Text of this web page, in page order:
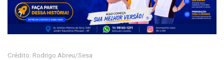
Crédito: Rodrigo Abreu/Sesa